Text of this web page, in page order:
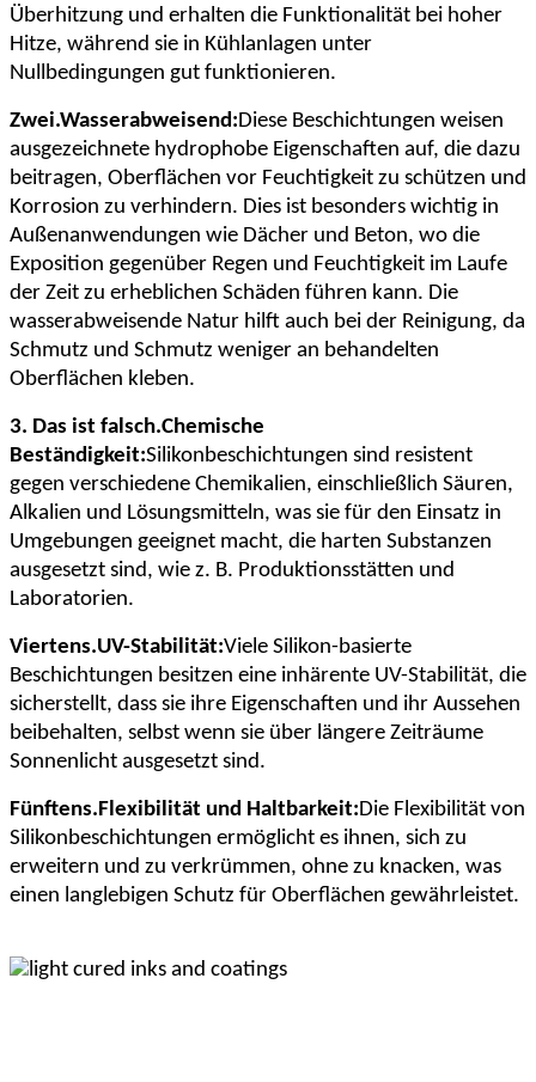
Überhitzung und erhalten die Funktionalität bei hoher
Hitze, während sie in Kühlanlagen unter
Nullbedingungen gut funktionieren.
Zwei.Wasserabweisend: Diese Beschichtungen weisen
ausgezeichnete hydrophobe Eigenschaften auf, die dazu
beitragen, Oberflächen vor Feuchtigkeit zu schützen und
Korrosion zu verhindern. Dies ist besonders wichtig in
Außenanwendungen wie Dächer und Beton, wo die
Exposition gegenüber Regen und Feuchtigkeit im Laufe
der Zeit zu erheblichen Schäden führen kann. Die
wasserabweisende Natur hilft auch bei der Reinigung, da
Schmutz und Schmutz weniger an behandelten
Oberflächen kleben.
3. Das ist falsch.Chemische
Beständigkeit:Silikonbeschichtungen sind resistent
gegen verschiedene Chemikalien, einschließlich Säuren,
Alkalien und Lösungsmitteln, was sie für den Einsatz in
Umgebungen geeignet macht, die harten Substanzen
ausgesetzt sind, wie z. B. Produktionsstätten und
Laboratorien.
Viertens.UV-Stabilität:Viele Silikon-basierte
Beschichtungen besitzen eine inhärente UV-Stabilität, die
sicherstellt, dass sie ihre Eigenschaften und ihr Aussehen
beibehalten, selbst wenn sie über längere Zeiträume
Sonnenlicht ausgesetzt sind.
Fünftens. Flexibilität und Haltbarkeit: Die Flexibilität von
Silikonbeschichtungen ermöglicht es ihnen, sich zu
erweitern und zu verkrümmen, ohne zu knacken, was
einen langlebigen Schutz für Oberflächen gewährleistet.